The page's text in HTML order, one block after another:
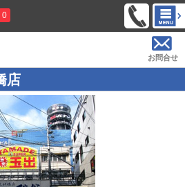
0
お問合せ
店